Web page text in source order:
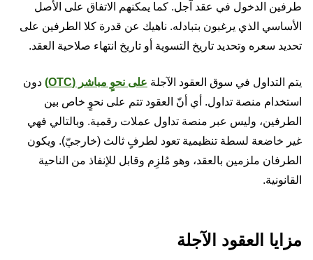
طرفين الدخول في عقد آجل. كما يمكنهم الاتفاق على الأصل
الأساسي الذي يرغبون بتبادله. ناهيك عن قدرة كلا الطرفين على
تحديد سعره وتحديد تاريخ التسوية أو تاريخ انتهاء صلاحية العقد.
يتم التداول في سوق العقود الآجلة على نحوٍ مباشر (OTC)
دون
استخدام منصة تداول. أي أنّ العقود تتم على نحوٍ خاص بين
الطرفين، وليس عبر منصة تداول عملات رقمية. وبالتالي فهي
غير خاضعة لسطة تنظيمية تعود لطرفٍ ثالث (خارجيّ). ويكون
الطرفان ملزمين بالعقد، وهو مُلزِم وقابل للإنفاذ من الناحية
القانونية.
مزايا العقود الآجلة